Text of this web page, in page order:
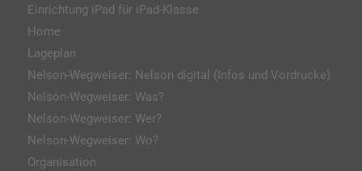
Einrichtung iPad für iPad-Klasse
Home
Lageplan
Nelson-Wegweiser: Nelson digital (Infos und Vordrucke)
Nelson-Wegweiser: Was?
Nelson-Wegweiser: Wer?
Nelson-Wegweiser: Wo?
Organisation